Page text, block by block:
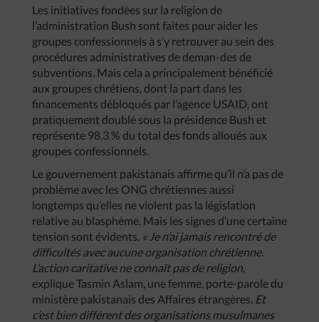
Les initiatives fondées sur la religion de
l’administration Bush sont faites pour aider les
groupes confessionnels à s’y retrouver au sein des
procédures administratives de deman-des de
subventions. Mais cela a principalement bénéficié
aux groupes chrétiens, dont la part dans les
financements débloqués par l’agence USAID, ont
pratiquement doublé sous la présidence Bush et
représente 98,3 % du total des fonds alloués aux
groupes confessionnels.
Le gouvernement pakistanais affirme qu’il n’a pas de
problème avec les ONG chrétiennes aussi
longtemps qu’elles ne violent pas la législation
relative au blasphème. Mais les signes d’une certaine
tension sont évidents. « Je n’ai jamais rencontré de
difficultés avec aucune organisation chrétienne.
L’action caritative ne connaît pas de religion,
explique Tasmin Aslam, une femme, porte-parole du
ministère pakistanais des Affaires étrangères. Et
c’est bien différent des organisations musulmanes